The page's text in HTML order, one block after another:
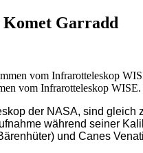
Komet Garradd
vom Infrarotteleskop
der NASA, sind
während seiner
und Canes